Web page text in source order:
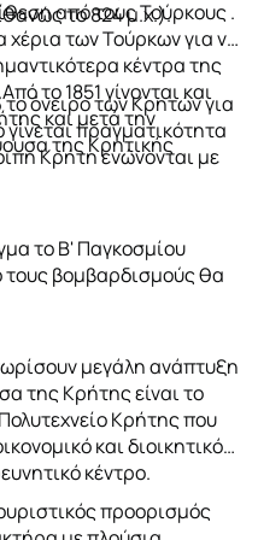
το 824 μ.χ.).
από τους Τούρκους .
χέρια των Τούρκων για να
κέντρα της
το 1851 γίνονται και
και μετά την
της Κρητικής
το όνειρο των Κρητών για
πραγματικότητα
Κρήτη ενώνονται με
το Β' Παγκοσμίου
τους βομβαρδισμούς θα
μεγάλη ανάπτυξη
της Κρήτης είναι το
Κρήτης που
και διοικητικό
κέντρο.
προορισμός